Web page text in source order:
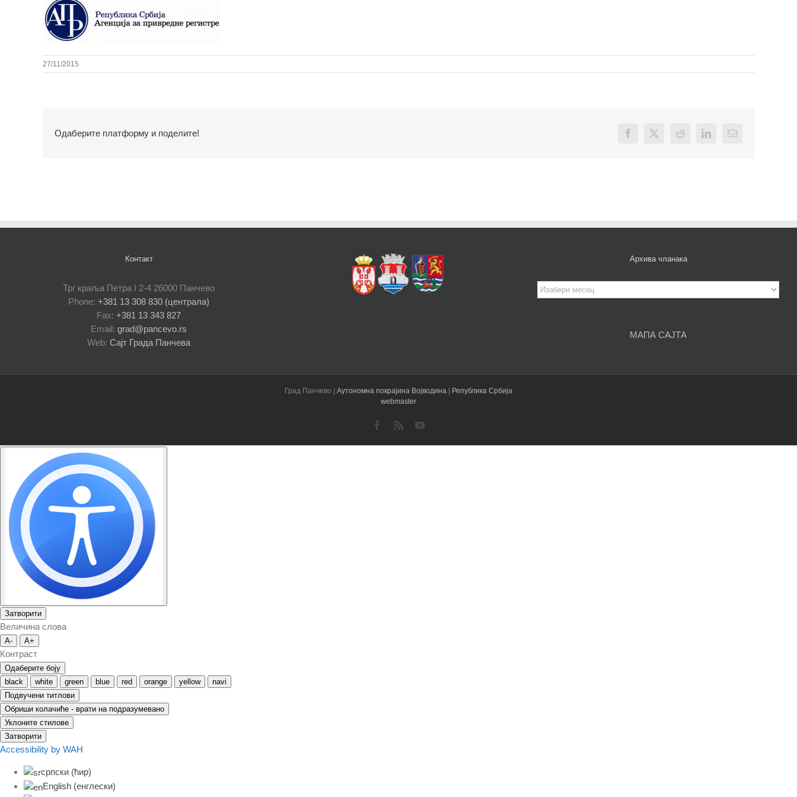
27/11/2015
Одаберите платформу и поделите! Facebook
X Reddit LinkedInEmail
Контакт
Трг краља Петра I 2-4 26000 Панчево
Phone: +381 13 308 830 (централа)
Fax: +381 13 343 827
Email: grad@pancevo.rs
Web: Сајт Града Панчева
Архива чланака
Архива
чланака
МАПА САЈТА
Град Панчево | Аутономна покрајина Војводина | Република Србија
webmaster
Facebook
Rss YouTube
Затворити
Величина слова
A- A+
Контраст
Одаберите боју
black
white green blue red orange yellow
navi
Подвучени титлови
Обриши колачиће - врати на подразумевано
Уклоните стилове
Затворити
Accessibility by WAH
српски (ћир)
English (енглески)